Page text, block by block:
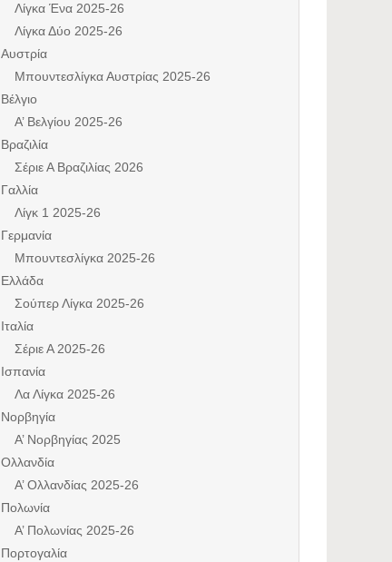
Λίγκα Ένα 2025-26
Λίγκα Δύο 2025-26
Αυστρία
Μπουντεσλίγκα Αυστρίας 2025-26
Βέλγιο
Α’ Βελγίου 2025-26
Βραζιλία
Σέριε Α Βραζιλίας 2026
Γαλλία
Λίγκ 1 2025-26
Γερμανία
Μπουντεσλίγκα 2025-26
Ελλάδα
Σούπερ Λίγκα 2025-26
Ιταλία
Σέριε Α 2025-26
Ισπανία
Λα Λίγκα 2025-26
Νορβηγία
Α’ Νορβηγίας 2025
Ολλανδία
Α’ Ολλανδίας 2025-26
Πολωνία
Α’ Πολωνίας 2025-26
Πορτογαλία